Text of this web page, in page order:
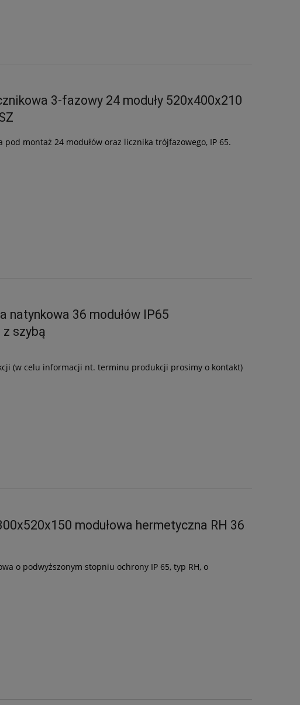
3-fazowy 24 moduły 520x400x210
montaż 24 modułów oraz licznika trójfazowego, IP 65.
natynkowa 36 modułów IP65
z szybą
(w celu informacji nt. terminu produkcji prosimy o kontakt)
modułowa hermetyczna RH 36
o podwyższonym stopniu ochrony IP 65, typ RH, o